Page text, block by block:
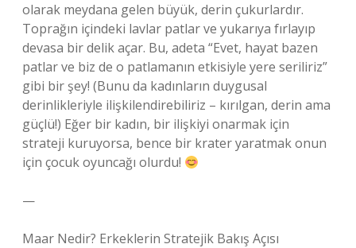
olarak meydana gelen büyük, derin çukurlardır.
Toprağın içindeki lavlar patlar ve yukarıya fırlayıp
devasa bir delik açar. Bu, adeta “Evet, hayat bazen
patlar ve biz de o patlamanın etkisiyle yere seriliriz”
gibi bir şey! (Bunu da kadınların duygusal
derinlikleriyle ilişkilendirebiliriz – kırılgan, derin ama
güçlü!) Eğer bir kadın, bir ilişkiyi onarmak için
strateji kuruyorsa, bence bir krater yaratmak onun
için çocuk oyuncağı olurdu!
—
Maar Nedir? Erkeklerin Stratejik Bakış Açısı